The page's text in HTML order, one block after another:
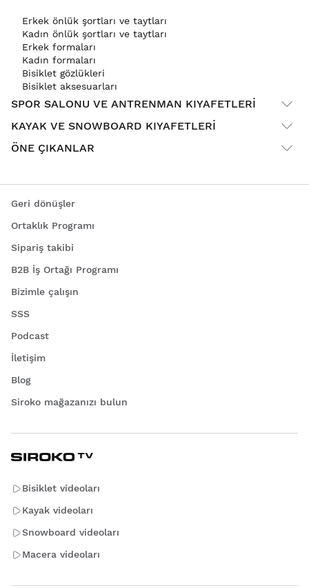
Erkek önlük şortları ve taytları
Kadın önlük şortları ve taytları
Erkek formaları
Kadın formaları
Bisiklet gözlükleri
Bisiklet aksesuarları
SPOR SALONU VE ANTRENMAN KIYAFETLERI
KAYAK VE SNOWBOARD KIYAFETLERI
ÖNE ÇIKANLAR
Geri dönüşler
Ortaklık Programı
Sipariş takibi
B2B İş Ortağı Programı
Bizimle çalışın
SSS
Podcast
İletişim
Blog
Siroko mağazanızı bulun
Bisiklet videoları
Kayak videoları
Snowboard videoları
Macera videoları